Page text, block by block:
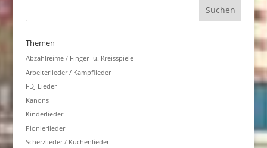
Themen
Abzählreime / Finger- u. Kreisspiele
Arbeiterlieder / Kampflieder
FDJ Lieder
Kanons
Kinderlieder
Pionierlieder
Scherzlieder / Küchenlieder